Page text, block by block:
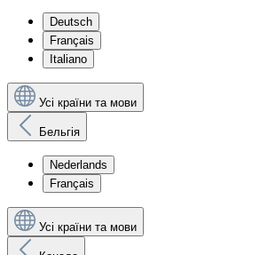
Deutsch
Français
Italiano
Усі країни та мови
Бельгія
Nederlands
Français
Усі країни та мови